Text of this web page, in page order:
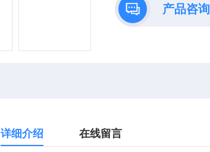
产品咨询
详细介绍 在线留言